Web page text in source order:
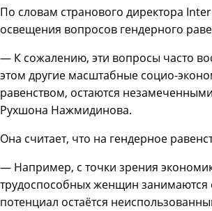
По словам странового директора
освещения вопросов гендерного
— К сожалению, эти вопросы часто
этом другие масштабные социо-
равенством, остаются
Рухшона Нажмидинова.
Она считает, что на гендерное
— Например, с точки зрения
трудоспособных женщин
потенциал остаётся